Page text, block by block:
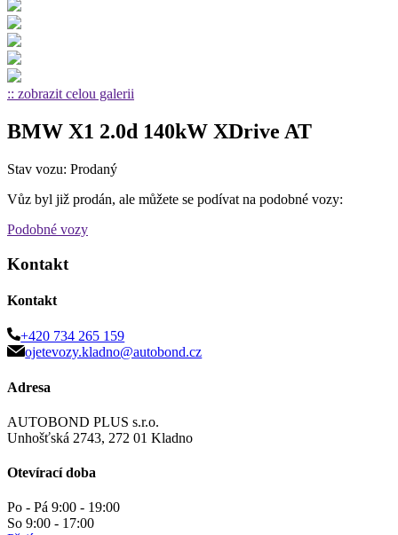
:: zobrazit celou galerii
BMW X1 2.0d 140kW XDrive AT
Stav vozu: Prodaný
Vůz byl již prodán, ale můžete se podívat na podobné vozy:
Podobné vozy
Kontakt
Kontakt
+420 734 265 159
ojetevozy.kladno@autobond.cz
Adresa
AUTOBOND PLUS s.r.o.
Unhošťská 2743, 272 01 Kladno
Otevírací doba
Po - Pá 9:00 - 19:00
So 9:00 - 17:00